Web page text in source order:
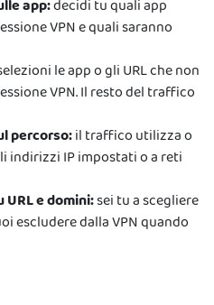
app:decidi tu quali app
VPN e quali saranno
le app o gli URL che non
VPN. Il resto del traffico
percorso:il traffico utilizza o
indirizzi IP impostati o a reti
e domini:sei tu a scegliere
escludere dalla VPN quando